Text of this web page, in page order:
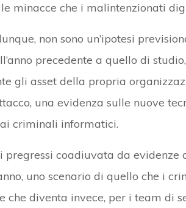
minacce che i malintenzionati
non sono un’ipotesi
precedente a quello di
gli asset della propria
una evidenza sulle nuove
criminali informatici.
pregressi coadiuvata da
uno scenario di quello che i
che diventa invece, per i team di